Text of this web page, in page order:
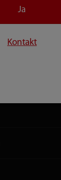
Download
Ja
Kontakt